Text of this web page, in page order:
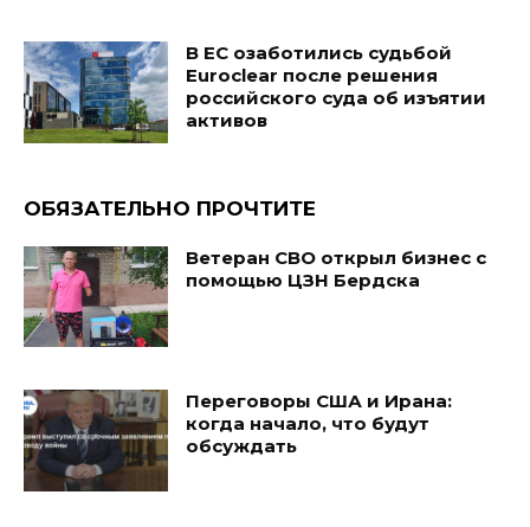
В ЕС озаботились судьбой
Euroclear после решения
российского суда об изъятии
активов
ОБЯЗАТЕЛЬНО ПРОЧТИТЕ
Ветеран СВО открыл бизнес с
помощью ЦЗН Бердска
Переговоры США и Ирана:
когда начало, что будут
обсуждать